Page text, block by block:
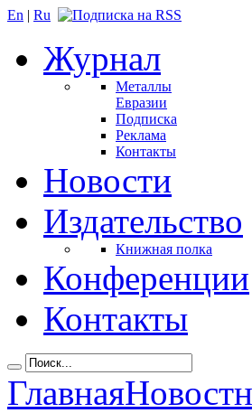
En | Ru
Журнал
Металлы
Евразии
Подписка
Реклама
Контакты
Новости
Издательство
Книжная полка
Конференции
Контакты
Главная